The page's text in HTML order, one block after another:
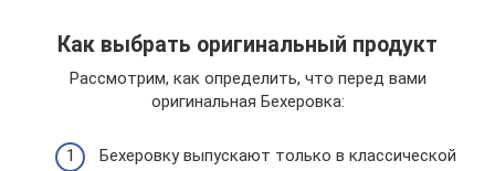
Как выбрать оригинальный продукт
Рассмотрим, как определить, что перед вами
оригинальная Бехеровка:
Бехеровку выпускают только в классической